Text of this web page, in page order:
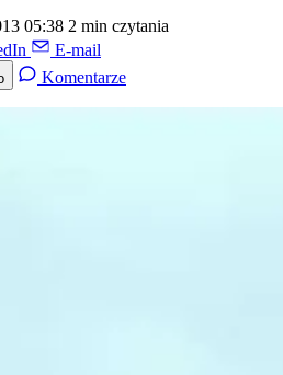
05:38 2 min czytania
E-mail
Komentarze